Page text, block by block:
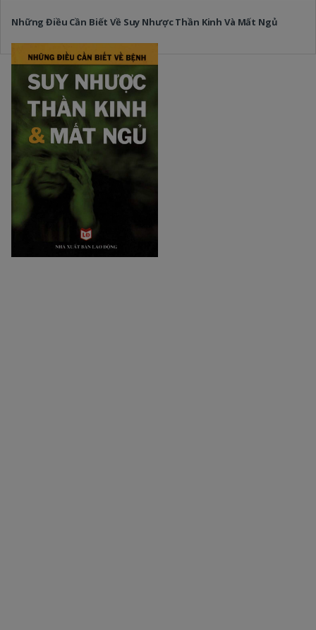
Những Điều Cần Biết Về Suy Nhược Thần Kinh Và Mất Ngủ